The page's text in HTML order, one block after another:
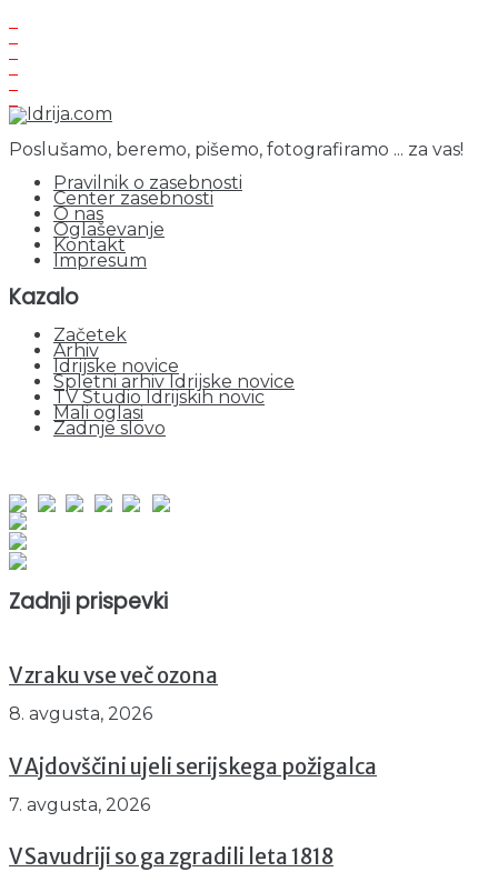
Poslušamo, beremo, pišemo, fotografiramo ... za vas!
Pravilnik o zasebnosti
Center zasebnosti
O nas
Oglaševanje
Kontakt
Impresum
Kazalo
Začetek
Arhiv
Idrijske novice
Spletni arhiv Idrijske novice
TV Studio Idrijskih novic
Mali oglasi
Zadnje slovo
Zadnji prispevki
V zraku vse več ozona
8. avgusta, 2026
V Ajdovščini ujeli serijskega požigalca
7. avgusta, 2026
V Savudriji so ga zgradili leta 1818